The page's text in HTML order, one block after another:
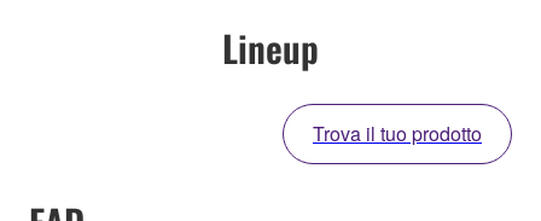
Lineup
Trova il tuo prodotto